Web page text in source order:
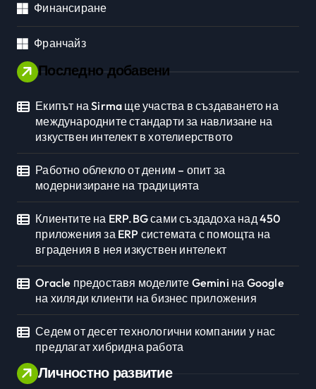
Финансиране
Франчайз
Последно добавени
Екипът на Sirma ще участва в създаването на
международните стандарти за навлизане на
изкуствен интелект в хотелиерството
Работно облекло от деним – опит за
модернизиране на традицията
Клиентите на ERP.BG сами създадоха над 450
приложения за ERP системата с помощта на
вградения в нея изкуствен интелект
Oracle предоставя моделите Gemini на Google
на хиляди клиенти на бизнес приложения
Седем от десет технологични компании у нас
предлагат хибридна работа
Личностно развитие